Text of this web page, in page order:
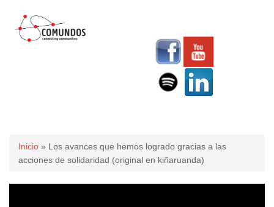
Usted está aquí
Inicio » Los avances que hemos logrado gracias a las
acciones de solidaridad (original en kiñaruanda)